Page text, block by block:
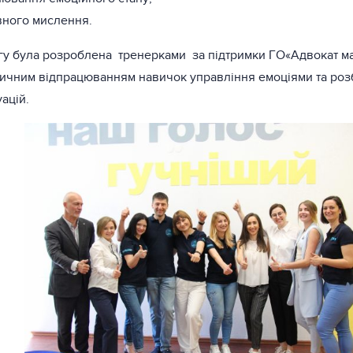
мислення.
була розроблена тренерками за підтримки ГО«Адвокат
відпрацюванням навичок управління емоціями та